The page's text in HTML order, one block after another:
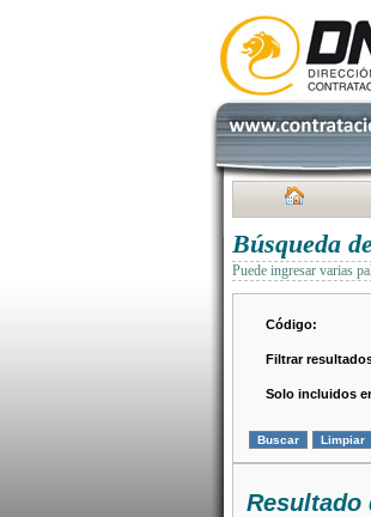
Búsqueda
Puede ingresar varias
Código:
Filtrar
Solo incluidos
Resultado